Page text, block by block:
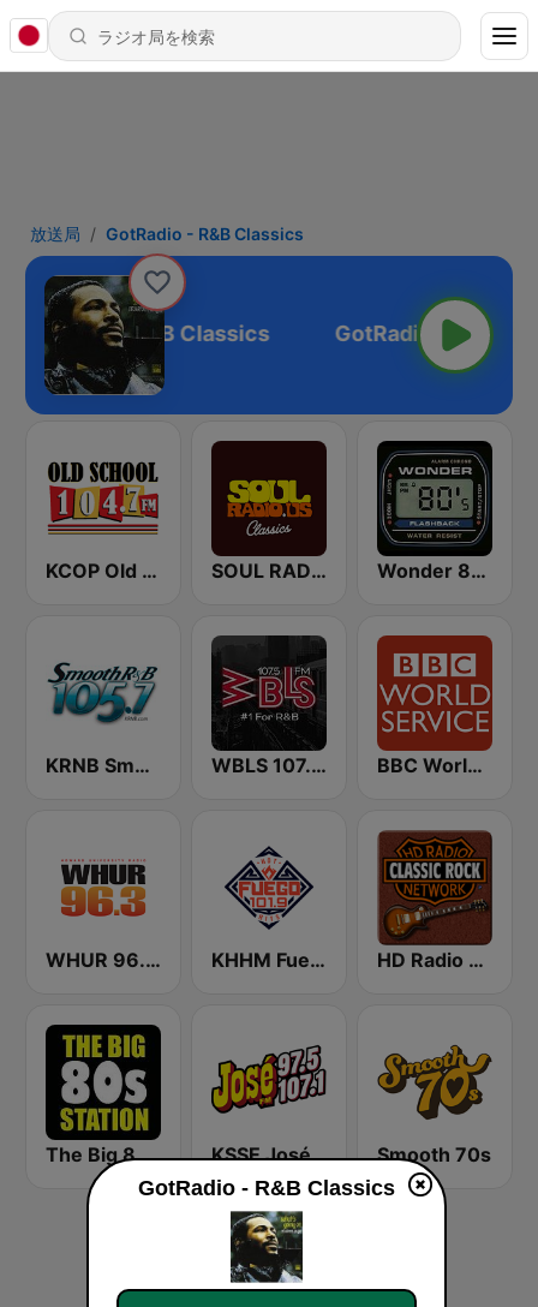
放送局 GotRadio - R&B Classics
GotRadio - R&B Classics
KCOP Old School 104.7 FM SOUL RADIO Classics Wonder 80's
KRNB Smooth R&B 105.7 FM (US Only) WBLS 107.5 FM (US Only) BBC World Service
WHUR 96.3 FM KHHM Fuego 101.9 HD Radio - Classic Rock
The Big 80s Station KSSE José 97.5 y 107.1 Smooth 70s
GotRadio - R&B Classics